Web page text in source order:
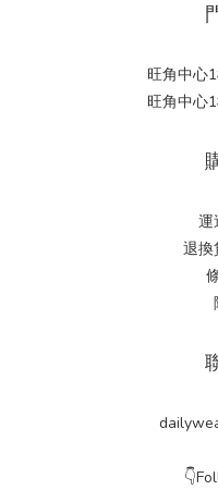
旺角中心
旺角中心
運
退換